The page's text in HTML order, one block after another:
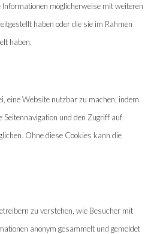
möglicherweise mit weiteren
haben oder die sie im Rahmen
haben.
eine Website nutzbar zu machen, indem
Seitennavigation und den Zugriff auf
Ohne diese Cookies kann die
zu verstehen, wie Besucher mit
anonym gesammelt und gemeldet